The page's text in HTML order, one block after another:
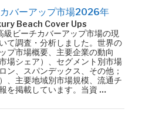
バーアップ市場2026年
Beach Cover Ups
ビーチカバーアップ市場の現
て調査・分析しました。世界の
プ市場概要、主要企業の動向
場シェア）、セグメント別市場
ン、スパンデックス、その他；
、主要地域別市場規模、流通チ
を掲載しています。当資 …